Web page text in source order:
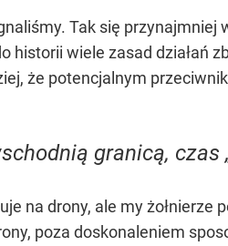
Tak się przynajmniej
historii wiele zasad działań
że potencjalnym
granicą, czas
na drony, ale my żołnierze
poza doskonaleniem